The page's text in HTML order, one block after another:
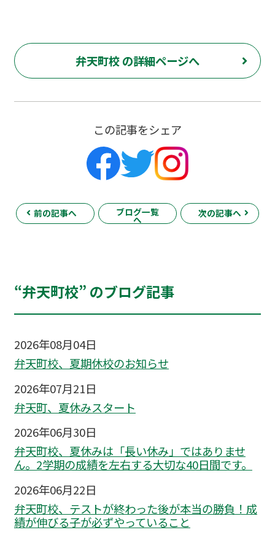
弁天町校 の詳細ページへ
この記事をシェア
前の記事へ ブログ一覧
へ
次の記事へ
“弁天町校” のブログ記事
2026年08月04日
弁天町校、夏期休校のお知らせ
2026年07月21日
弁天町、夏休みスタート
2026年06月30日
弁天町校、夏休みは「長い休み」ではありませ
ん。2学期の成績を左右する大切な40日間です。
2026年06月22日
弁天町校、テストが終わった後が本当の勝負！成
績が伸びる子が必ずやっていること